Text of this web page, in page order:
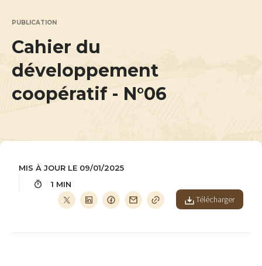
PUBLICATION
Cahier du
développement
coopératif - N°06
MIS À JOUR LE 09/01/2025
1 MIN
Télécharger